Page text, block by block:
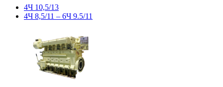
4Ч 10,5/13
4Ч 8,5/11 – 6Ч 9.5/11